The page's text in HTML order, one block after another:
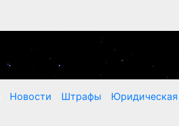
Новости Штрафы Юридическая